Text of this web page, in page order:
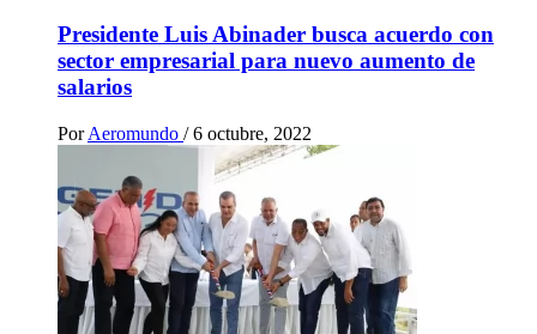
Presidente Luis Abinader busca acuerdo con
sector empresarial para nuevo aumento de
salarios
Por Aeromundo / 6 octubre, 2022